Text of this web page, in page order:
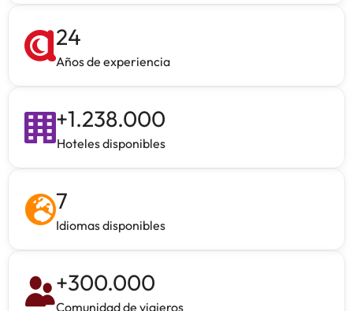
24
Años de experiencia
+1.238.000
Hoteles disponibles
7
Idiomas disponibles
+300.000
Comunidad de viajeros